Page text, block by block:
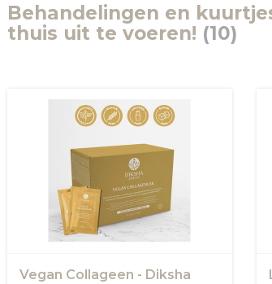
Behandelingen en
thuis uit te voeren! (10)
Vegan Collageen - Diksha